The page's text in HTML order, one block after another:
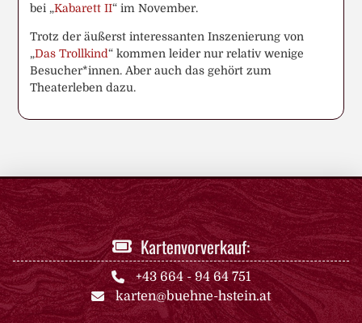
bei „Kabarett II“ im November.
Trotz der äußerst interessanten Inszenierung von
„Das Trollkind“ kommen leider nur relativ wenige
Besucher*innen. Aber auch das gehört zum
Theaterleben dazu.
Kartenvorverkauf:
+43 664 - 94 64 751
karten@buehne-hstein.at